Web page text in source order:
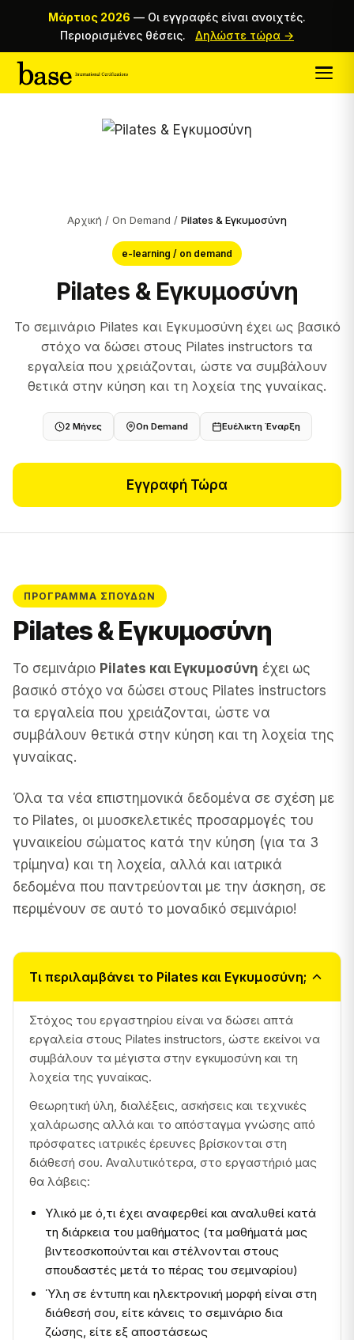
Μάρτιος 2026 — Οι εγγραφές είναι ανοιχτές.
Περιορισμένες θέσεις.
Δηλώστε τώρα →
Αρχική / On Demand / Pilates & Εγκυμοσύνη
e-learning / on demand
Pilates & Εγκυμοσύνη
Το σεμινάριο Pilates και Εγκυμοσύνη έχει ως βασικό
στόχο να δώσει στους Pilates instructors τα
εργαλεία που χρειάζονται, ώστε να συμβάλουν
θετικά στην κύηση και τη λοχεία της γυναίκας.
2 Μήνες On Demand Ευέλικτη Έναρξη
Εγγραφή Τώρα
ΠΡΌΓΡΑΜΜΑ ΣΠΟΥΔΏΝ
Pilates & Εγκυμοσύνη
Το σεμινάριο Pilates και Εγκυμοσύνη έχει ως
βασικό στόχο να δώσει στους Pilates instructors
τα εργαλεία που χρειάζονται, ώστε να
συμβάλουν θετικά στην κύηση και τη λοχεία της
γυναίκας.
Όλα τα νέα επιστημονικά δεδομένα σε σχέση με
το Pilates, οι μυοσκελετικές προσαρμογές του
γυναικείου σώματος κατά την κύηση (για τα 3
τρίμηνα) και τη λοχεία, αλλά και ιατρικά
δεδομένα που παντρεύονται με την άσκηση, σε
περιμένουν σε αυτό το μοναδικό σεμινάριο!
Τι περιλαμβάνει το Pilates και Εγκυμοσύνη;
Στόχος του εργαστηρίου είναι να δώσει απτά
εργαλεία στους Pilates instructors, ώστε εκείνοι να
συμβάλουν τα μέγιστα στην εγκυμοσύνη και τη
λοχεία της γυναίκας.
Θεωρητική ύλη, διαλέξεις, ασκήσεις και τεχνικές
χαλάρωσης αλλά και το απόσταγμα γνώσης από
πρόσφατες ιατρικές έρευνες βρίσκονται στη
διάθεσή σου. Αναλυτικότερα, στο εργαστήριό μας
θα λάβεις:
Υλικό με ό,τι έχει αναφερθεί και αναλυθεί κατά
τη διάρκεια του μαθήματος (τα μαθήματά μας
βιντεοσκοπούνται και στέλνονται στους
σπουδαστές μετά το πέρας του σεμιναρίου)
Ύλη σε έντυπη και ηλεκτρονική μορφή είναι στη
διάθεσή σου, είτε κάνεις το σεμινάριο δια
ζώσης, είτε εξ αποστάσεως